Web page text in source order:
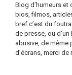
Blog d’humeurs et
bios, filmos,
bref c’est du
de presse, ou
abusive, de
d’écrans, merci de